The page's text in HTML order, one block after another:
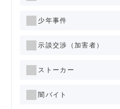
少年事件
示談交渉（加害者）
ストーカー
闇バイト